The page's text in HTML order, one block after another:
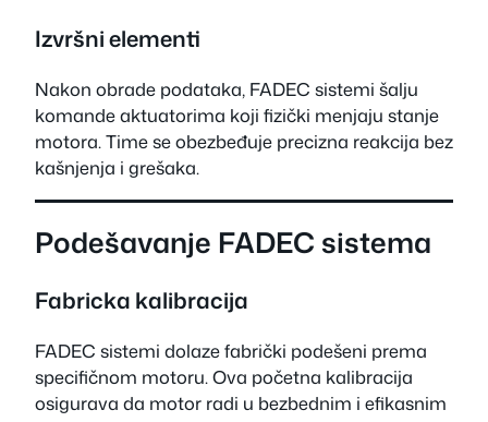
Izvršni elementi
Nakon obrade podataka, FADEC sistemi šalju
komande aktuatorima koji fizički menjaju stanje
motora. Time se obezbeđuje precizna reakcija bez
kašnjenja i grešaka.
Podešavanje FADEC sistema
Fabricka kalibracija
FADEC sistemi dolaze fabrički podešeni prema
specifičnom motoru. Ova početna kalibracija
osigurava da motor radi u bezbednim i efikasnim